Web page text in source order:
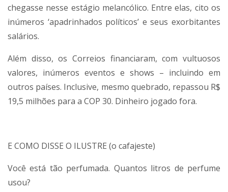
chegasse nesse estágio melancólico. Entre elas, cito os
inúmeros ‘apadrinhados políticos’ e seus exorbitantes
salários.
Além disso, os Correios financiaram, com vultuosos
valores, inúmeros eventos e shows – incluindo em
outros países. Inclusive, mesmo quebrado, repassou R$
19,5 milhões para a COP 30. Dinheiro jogado fora.
E COMO DISSE O ILUSTRE (o cafajeste)
Você está tão perfumada. Quantos litros de perfume
usou?